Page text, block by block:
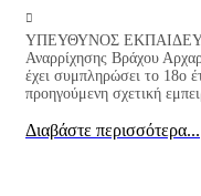
ΥΠΕΥΘΥΝΟΣ
Αναρρίχησης Βράχου
έχει συμπληρώσει το 18ο
προηγούμενη σχετική
Διαβάστε περισσότερα...